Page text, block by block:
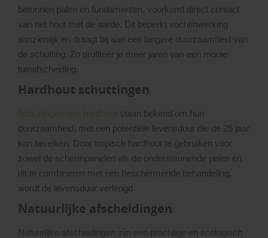
betonnen palen en fundamenten, voorkomt direct contact
van het hout met de aarde. Dit beperkt vochtinwerking
aanzienlijk en draagt bij aan een langere duurzaamheid van
de schutting. Zo profiteer je meer jaren van een mooie
tuinafscheiding.
Hardhout schuttingen
Schuttingen van hardhout staan bekend om hun
duurzaamheid, met een potentiële levensduur die de 25 jaar
kan bereiken. Door tropisch hardhout te gebruiken voor
zowel de schermpanelen als de ondersteunende palen en
dit te combineren met een beschermende behandeling,
wordt de levensduur verlengd.
Natuurlijke afscheidingen
Natuurlijke afscheidingen zijn een prachtige en ecologisch